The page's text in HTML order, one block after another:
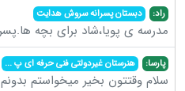
راد: دبستان پسرانه سروش هدایت
مدرسه ی پویا،شاد برای بچه
پارسا: هنرستان غیردولتی فنی حرفه ای پ...
سلام وقتتون بخیر میخواستم